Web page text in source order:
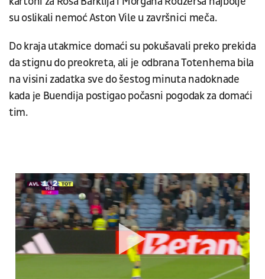
su oslikali nemoć Aston Vile u završnici meča.
Do kraja utakmice domaći su pokušavali preko prekida
da stignu do preokreta, ali je odbrana Totenhema bila
na visini zadatka sve do šestog minuta nadoknade
kada je Buendija postigao počasni pogodak za domaći
tim.